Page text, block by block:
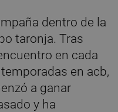
dentro de la
taronja. Tras
en cada
en acb,
a ganar
y ha